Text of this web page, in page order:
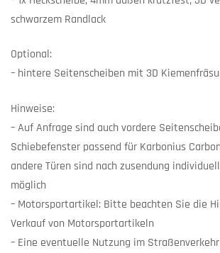
schwarzem Randlack
Optional:
– hintere Seitenscheiben mit 3D
Hinweise:
– Auf Anfrage sind auch vordere
Schiebefenster passend für Karbonius
andere Türen sind nach zusendung
möglich
– Motorsportartikel: Bitte beachten Sie die
Verkauf von Motorsportartikeln
– Eine eventuelle Nutzung im